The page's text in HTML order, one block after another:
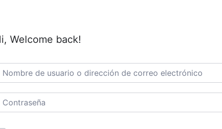
Welcome back!